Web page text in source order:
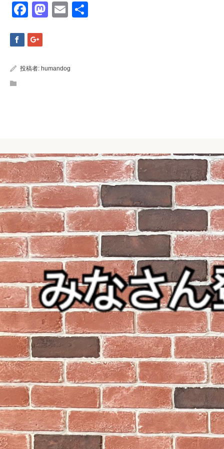
Facebook
Mastodon
Email
投稿者: humandog